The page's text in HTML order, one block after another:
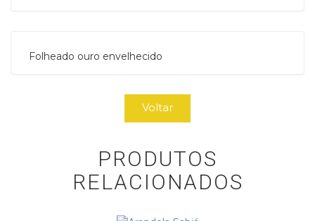
Folheado ouro envelhecido
Voltar
PRODUTOS
RELACIONADOS